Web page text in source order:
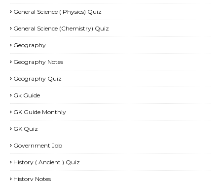
General Science ( Physics) Quiz
General Science (Chemistry) Quiz
Geography
Geography Notes
Geography Quiz
Gk Guide
GK Guide Monthly
GK Quiz
Government Job
History ( Ancient ) Quiz
History Notes